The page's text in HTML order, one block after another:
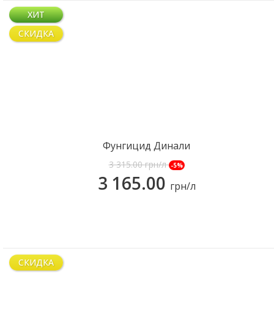
ХИТ
СКИДКА
Фунгицид Динали
3 315.00грн/л -5%
3 165.00 грн/л
СКИДКА